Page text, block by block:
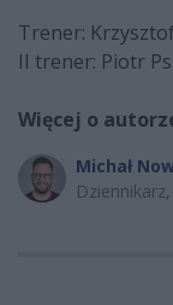
Trener:
II trener: Piotr
Więcej o
Michał